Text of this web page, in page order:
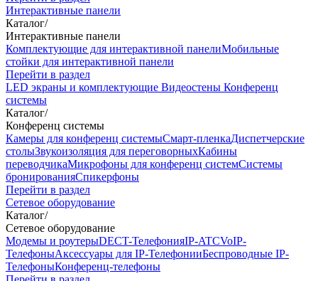
Интерактивные панели
Каталог/
Интерактивные панели
Комплектующие для интерактивной панелиМобильные
стойки для интерактивной панели
Перейти в раздел
LED экраны и комплектующие Видеостены Конференц
системы
Каталог/
Конференц системы
Камеры для конференц системыCмарт-пленкаДиспетчерские
столыЗвукоизоляция для переговорныхКабины
переводчикаМикрофоны для конференц системСистемы
бронированияСпикерфоны
Перейти в раздел
Сетевое оборудование
Каталог/
Сетевое оборудование
Модемы и роутерыDECT-ТелефонияIP-ATCVoIP-
ТелефоныАксессуары для IP-ТелефонииБеспроводные IP-
ТелефоныКонференц-телефоны